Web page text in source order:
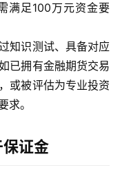
满足100万元资金要
知识测试、具备对应
已拥有金融期货交易
或被评估为专业投资
求。
证金